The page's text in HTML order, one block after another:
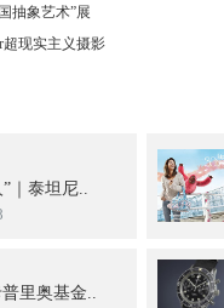
抽象艺术”展
现实主义摄影
｜泰坦尼..
里奥基金..